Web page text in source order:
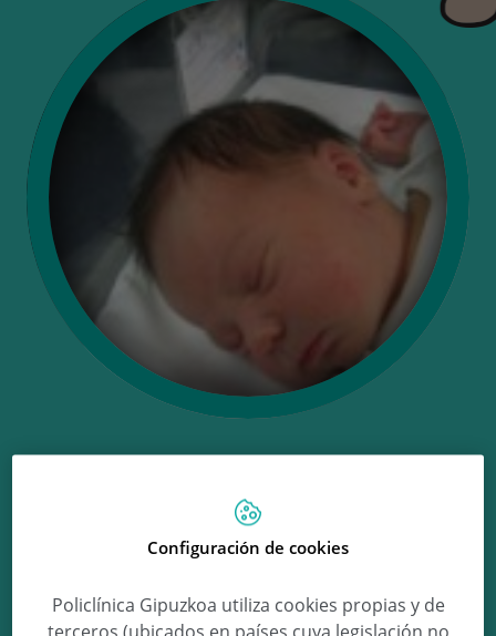
Ongi etorri Luis!
Configuración de cookies
Policlínica Gipuzkoa utiliza cookies propias y de